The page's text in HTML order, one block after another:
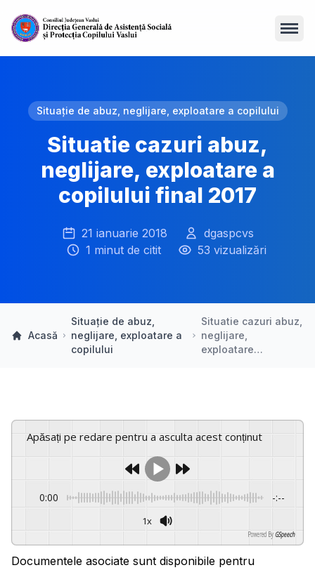
Situaţie de abuz, neglijare, exploatare a copilului
Situatie cazuri abuz,
neglijare, exploatare a
copilului final 2017
21 ianuarie 2018
dgaspcvs
1 minut de citit
53 vizualizări
Acasă
Situaţie de abuz,
neglijare, exploatare a
copilului
Situatie cazuri abuz,
neglijare,
exploatare…
Apăsați pe redare pentru a asculta acest conținut
0:00 -:--
1x
Powered By GSpeech
Documentele asociate sunt disponibile pentru